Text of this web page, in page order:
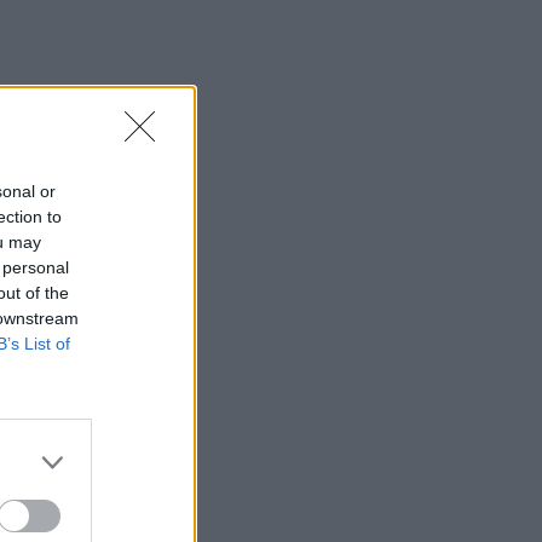
or
to
may
of the
List of